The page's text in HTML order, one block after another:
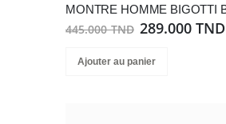
445.000 TND 289.000 TND
Ajouter au panier